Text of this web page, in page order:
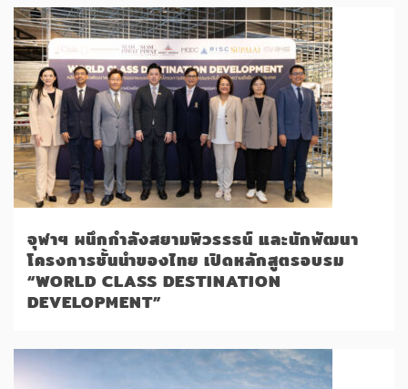
จุฬาฯ ผนึกกำลังสยามพิวรรธน์ และนักพัฒนา
โครงการชั้นนำของไทย เปิดหลักสูตรอบรม
“WORLD CLASS DESTINATION
DEVELOPMENT”